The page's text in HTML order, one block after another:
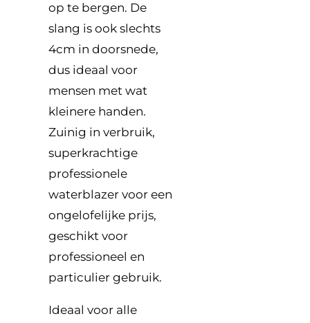
op te bergen. De
slang is ook slechts
4cm in doorsnede,
dus ideaal voor
mensen met wat
kleinere handen.
Zuinig in verbruik,
superkrachtige
professionele
waterblazer voor een
ongelofelijke prijs,
geschikt voor
professioneel en
particulier gebruik.
Ideaal voor alle